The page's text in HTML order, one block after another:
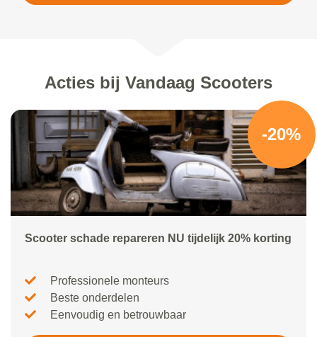
Acties bij Vandaag Scooters
-20%
Scooter schade repareren NU tijdelijk 20% korting
Professionele monteurs
Beste onderdelen
Eenvoudig en betrouwbaar